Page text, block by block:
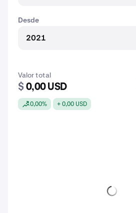
Desde
2021
Valor total
$ 0,00 USD
0,00% + 0,00 USD